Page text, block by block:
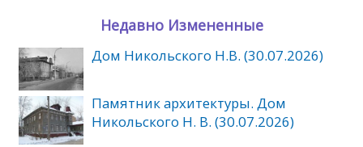
Недавно Измененные
Дом Никольского Н.В. (30.07.2026)
Памятник архитектуры. Дом
Никольского Н. В. (30.07.2026)